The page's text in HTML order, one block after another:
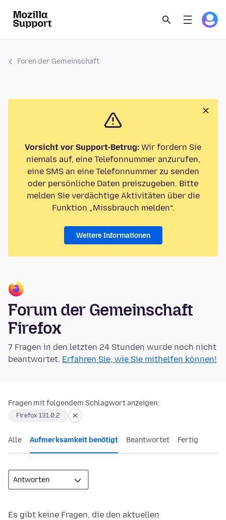
Foren der Gemeinschaft
Vorsicht vor Support-Betrug: Wir fordern Sie
niemals auf, eine Telefonnummer anzurufen,
eine SMS an eine Telefonnummer zu senden
oder persönliche Daten preiszugeben. Bitte
melden Sie verdächtige Aktivitäten über die
Funktion „Missbrauch melden“.
Weitere Informationen
Forum der Gemeinschaft
Firefox
7 Fragen in den letzten 24 Stunden wurde noch nicht
beantwortet. Erfahren Sie, wie Sie mithelfen können!
Fragen mit folgendem Schlagwort anzeigen:
Firefox 131.0.2
Alle Aufmerksamkeit benötigt Beantwortet Fertig
Es gibt keine Fragen, die den aktuellen